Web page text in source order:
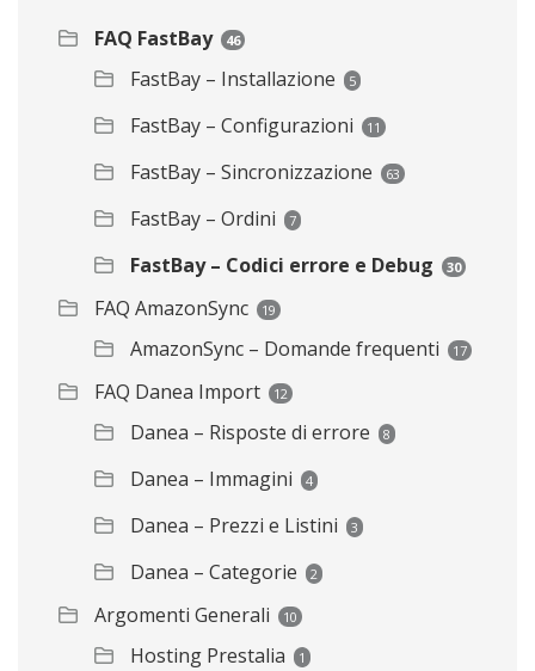
FAQ FastBay 46
FastBay – Installazione 5
FastBay – Configurazioni 11
FastBay – Sincronizzazione 63
FastBay – Ordini 7
FastBay – Codici errore e Debug 30
FAQ AmazonSync 19
AmazonSync – Domande frequenti 17
FAQ Danea Import 12
Danea – Risposte di errore 8
Danea – Immagini 4
Danea – Prezzi e Listini 3
Danea – Categorie 2
Argomenti Generali 10
Hosting Prestalia 1